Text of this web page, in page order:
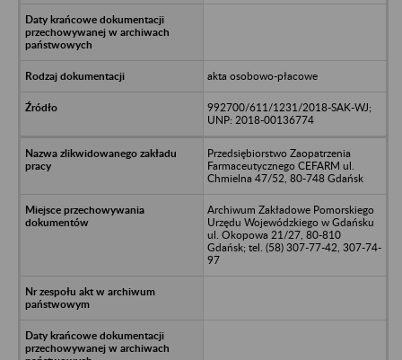
akta osobowo-płacowe
992700/611/1231/2018-SAK-WJ;
UNP: 2018-00136774
Przedsiębiorstwo Zaopatrzenia
Farmaceutycznego CEFARM ul.
Chmielna 47/52, 80-748 Gdańsk
Archiwum Zakładowe Pomorskiego
Urzędu Wojewódzkiego w Gdańsku
ul. Okopowa 21/27, 80-810
Gdańsk; tel. (58) 307-77-42, 307-74-
97